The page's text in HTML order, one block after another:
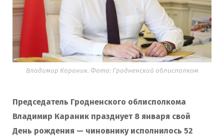
Владимир Караник. Фото: Гродненский облисполком
Председатель Гродненского облисполкома
Владимир Караник празднует 8 января свой
День рождения — чиновнику исполнилось 52